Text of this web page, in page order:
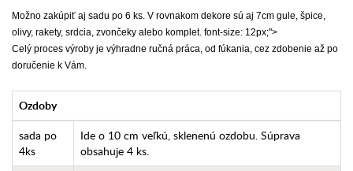
Možno zakúpiť aj sadu po 6 ks. V rovnakom dekore sú aj 7cm gule, špice,
olivy, rakety, srdcia, zvončeky alebo komplet. font-size: 12px;">
Celý proces výroby je výhradne ručná práca, od fúkania, cez zdobenie až po
doručenie k Vám.
Ozdoby
sada po
4ks
Ide o 10 cm veľkú, sklenenú ozdobu. Súprava
obsahuje 4 ks.